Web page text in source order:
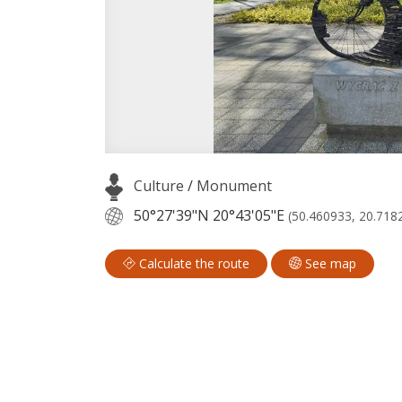
Culture / Monument
50°27'39"N 20°43'05"E (50.460933,
Calculate the route See map